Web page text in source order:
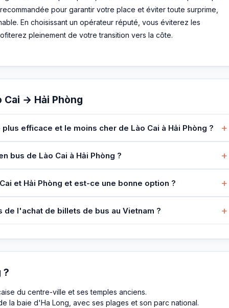
pour garantir votre place et éviter toute surprime,
En choisissant un opérateur réputé, vous éviterez les
pleinement de votre transition vers la côte.
→ Hải Phòng
efficace et le moins cher de Lào Cai à Hải Phòng ? +
bus de Lào Cai à Hải Phòng ? +
et Hải Phòng et est-ce une bonne option ? +
l'achat de billets de bus au Vietnam ? +
?
du centre-ville et ses temples anciens.
la baie d'Ha Long, avec ses plages et son parc national.